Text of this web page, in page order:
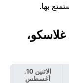
بها.
7 يوم لـ غلاسكو،
الاثنين 10.
أغسطس